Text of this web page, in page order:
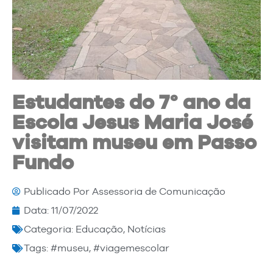
Estudantes do 7° ano da
Escola Jesus Maria José
visitam museu em Passo
Fundo
Publicado Por Assessoria de Comunicação
Data: 11/07/2022
Categoria: Educação, Notícias
Tags: #museu, #viagemescolar